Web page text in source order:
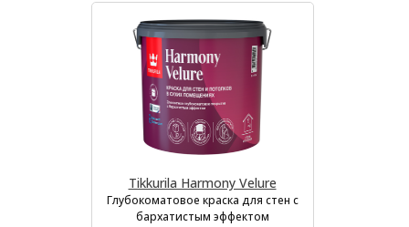
Tikkurila Harmony Velure
Глубокоматовое краска для стен с
бархатистым эффектом